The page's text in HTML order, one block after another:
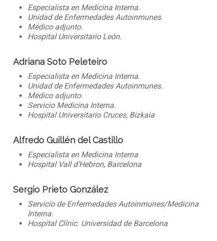
Especialista en Medicina Interna.
Unidad de Enfermedades Autoinmunes.
Médico adjunto.
Hospital Universitario León.
Adriana Soto Peleteiro
Especialista en Medicina Interna.
Unidad de Enfermedades Autoinmunes.
Médico adjunto.
Servicio Medicina Interna.
Hospital Universitario Cruces, Bizkaia
Alfredo Guillén del Castillo
Especialista en Medicina Interna
Hospital Vall d’Hebron, Barcelona
Sergio Prieto González
Servicio de Enfermedades Autoinmunes/Medicina
Interna.
Hospital Clínic. Universidad de Barcelona